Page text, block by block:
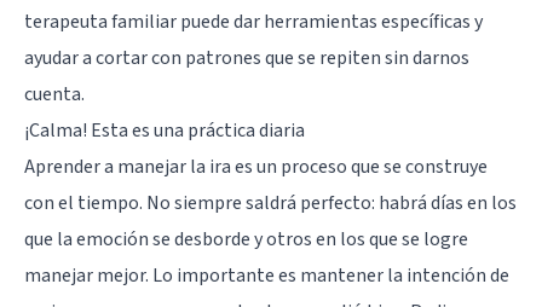
terapeuta familiar puede dar herramientas específicas y
ayudar a cortar con patrones que se repiten sin darnos
cuenta.
¡Calma! Esta es una práctica diaria
Aprender a manejar la ira es un proceso que se construye
con el tiempo. No siempre saldrá perfecto: habrá días en los
que la emoción se desborde y otros en los que se logre
manejar mejor. Lo importante es mantener la intención de